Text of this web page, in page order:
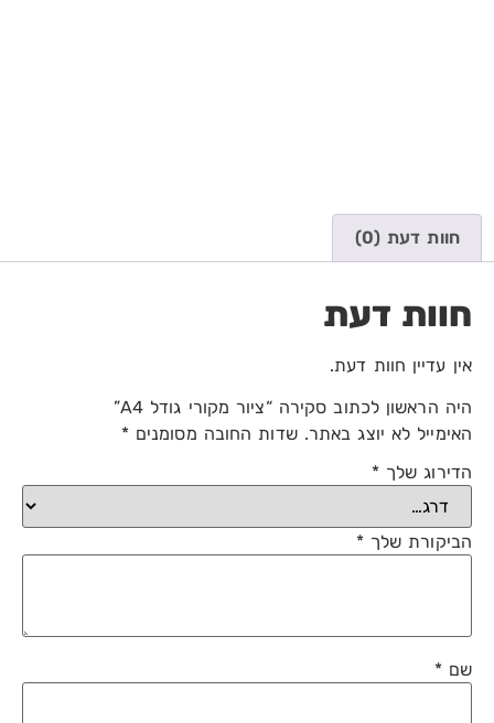
חוות דעת (0)
חוות דעת
אין עדיין חוות דעת.
היה הראשון לכתוב סקירה “ציור מקורי גודל A4”
האימייל לא יוצג באתר. שדות החובה מסומנים*
הדירוג שלך*
הביקורת שלך*
שם*